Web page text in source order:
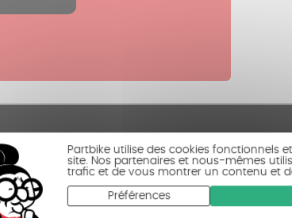
Partbike utilise des cookies fonctionnels
site. Nos partenaires et nous-mêmes
trafic et de vous montrer un contenu et
Préférences